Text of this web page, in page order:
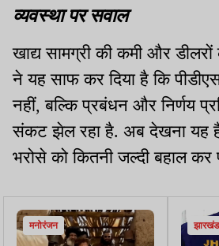
व्यवस्था पर सवाल
खाद्य सामग्री की कमी और
ने यह साफ कर दिया है कि
नहीं, बल्कि प्रबंधन और निर्णय
संकट झेल रहा है. अब देखना यह
भरोसे को कितनी जल्दी बहाल कर
मनोरंजन